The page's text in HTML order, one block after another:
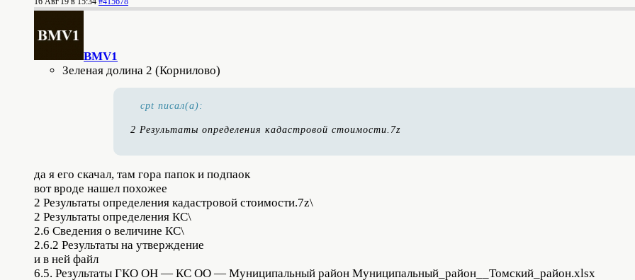
BMV1
Зеленая долина 2 (Корнилово)
cpt писал(а):
2 Результаты определения кадастровой стоимости.7z
да я его скачал, там гора папок и подпаок
вот вроде нашел похожее
2 Результаты определения кадастровой стоимости.7z\
2 Результаты определения КС\
2.6 Сведения о величине КС\
2.6.2 Результаты на утверждение
и в ней файл
6.5. Результаты ГКО ОН — КС ОО — Муниципальный район Муниципальный_район__Томский_район.xlsx